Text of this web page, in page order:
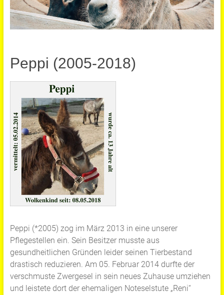
Peppi (2005-2018)
Peppi (*2005) zog im März 2013 in eine unserer
Pflegestellen ein. Sein Besitzer musste aus
gesundheitlichen Gründen leider seinen Tierbestand
drastisch reduzieren. Am 05. Februar 2014 durfte der
verschmuste Zwergesel in sein neues Zuhause umziehen
und leistete dort der ehemaligen Noteselstute „Reni“